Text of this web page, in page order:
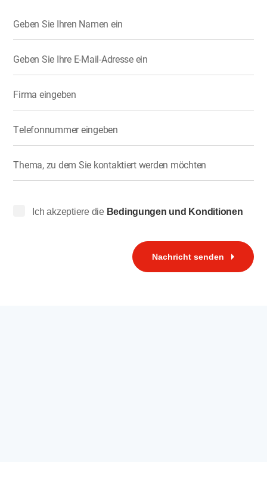
Geben Sie Ihren Namen ein
Geben Sie Ihre E-Mail-Adresse ein
Firma eingeben
Telefonnummer eingeben
Thema, zu dem Sie kontaktiert werden möchten
Ich akzeptiere die Bedingungen und Konditionen
Nachricht senden